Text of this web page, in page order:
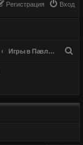
Вход
Регистрация
Игры в Павловской